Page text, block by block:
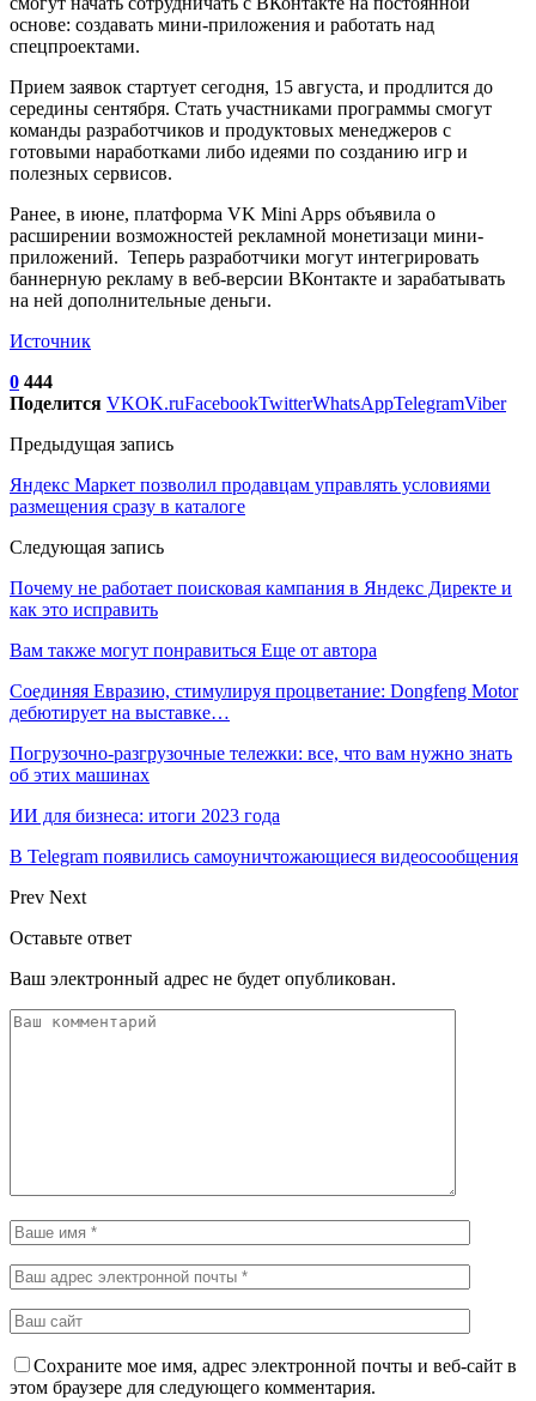
основе: создавать мини-приложения и работать над
спецпроектами.
Прием заявок стартует сегодня, 15 августа, и продлится до
середины сентября. Стать участниками программы смогут
команды разработчиков и продуктовых менеджеров с
готовыми наработками либо идеями по созданию игр и
полезных сервисов.
Ранее, в июне, платформа VK Mini Apps объявила о
расширении возможностей рекламной монетизаци мини-
приложений. Теперь разработчики могут интегрировать
баннерную рекламу в веб-версии ВКонтакте и зарабатывать
на ней дополнительные деньги.
Источник
0 444
Поделится VKOK.ruFacebookTwitterWhatsAppTelegramViber
Предыдущая запись
Яндекс Маркет позволил продавцам управлять условиями
размещения сразу в каталоге
Следующая запись
Почему не работает поисковая кампания в Яндекс Директе и
как это исправить
Вам также могут понравиться Еще от автора
Соединяя Евразию, стимулируя процветание: Dongfeng Motor
дебютирует на выставке…
Погрузочно-разгрузочные тележки: все, что вам нужно знать
об этих машинах
ИИ для бизнеса: итоги 2023 года
В Telegram появились самоуничтожающиеся видеосообщения
Prev Next
Оставьте ответ
Ваш электронный адрес не будет опубликован.
Сохраните мое имя, адрес электронной почты и веб-сайт в
этом браузере для следующего комментария.